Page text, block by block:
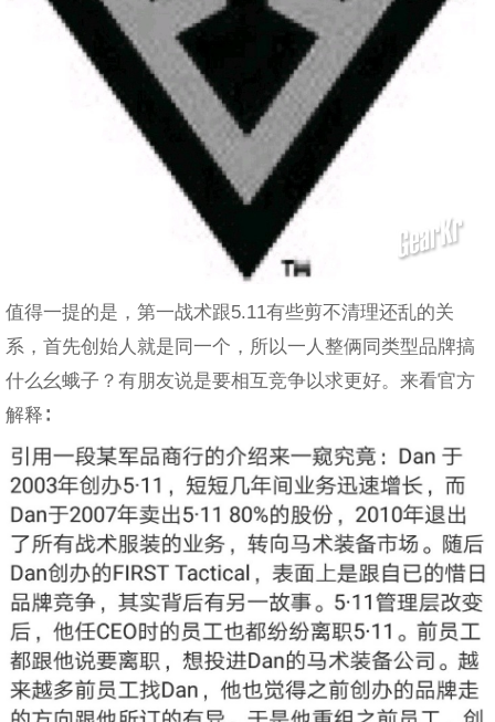
值得一提的是，第一战术跟5.11有些剪不清理还乱的关
系，首先创始人就是同一个，所以一人整俩同类型品牌搞
什么幺蛾子？有朋友说是要相互竞争以求更好。来看官方
解释∶